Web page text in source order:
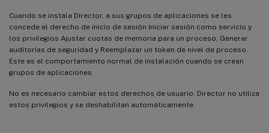
Cuando se instala Director, a sus grupos de aplicaciones se les
concede el derecho de inicio de sesión Iniciar sesión como servicio y
los privilegios Ajustar cuotas de memoria para un proceso, Generar
auditorías de seguridad y Reemplazar un token de nivel de proceso.
Este es el comportamiento normal de instalación cuando se crean
grupos de aplicaciones.
No es necesario cambiar estos derechos de usuario. Director no utiliza
estos privilegios y se deshabilitan automáticamente.